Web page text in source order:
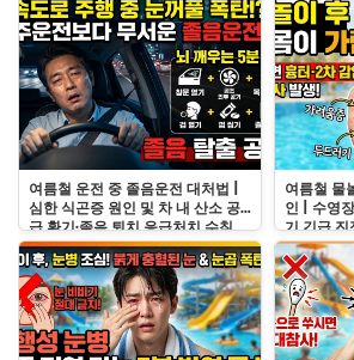
여름철 운전 중 졸음운전 대처법 |
심한 식곤증 원인 및 차 내 산소 공
급 환기·졸음 퇴치 응급처치 수칙
여름철 물
인 | 수영
기 긴급 진